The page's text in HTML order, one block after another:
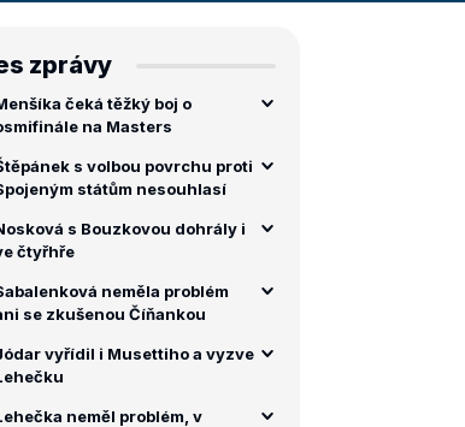
zprávy
čeká těžký boj o
na Masters
s volbou povrchu proti
státům nesouhlasí
s Bouzkovou dohrály i
čtyřhře
neměla problém
se zkušenou Číňankou
vyřídil i Musettiho a vyzve
neměl problém, v